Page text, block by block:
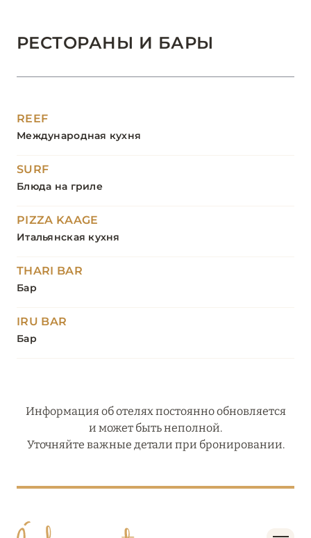
РЕСТОРАНЫ И БАРЫ
REEF
Международная кухня
SURF
Блюда на гриле
PIZZA KAAGE
Итальянская кухня
THARI BAR
Бар
IRU BAR
Бар
Информация об отелях постоянно обновляется
и может быть неполной.
Уточняйте важные детали при бронировании.